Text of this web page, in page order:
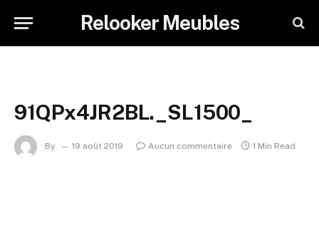
Relooker Meubles
91QPx4JR2BL._SL1500_
By 19 août 2019 Aucun commentaire 1 Min Read